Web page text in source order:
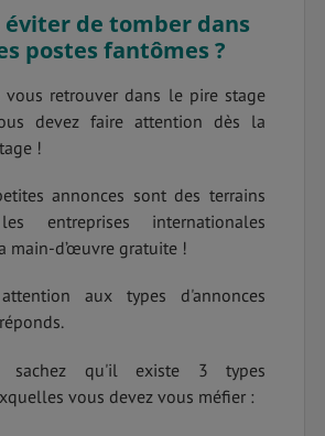
de tomber dans
postes fantômes ?
vous retrouver dans le pire stage
devez faire attention dès la
!
annonces sont des terrains
entreprises internationales
main-d’œuvre gratuite !
aux types d'annonces
sachez qu'il existe 3 types
vous devez vous méfier :